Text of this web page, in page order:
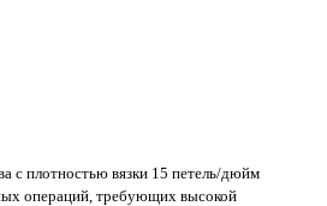
с плотностью вязки 15 петель/дюйм
операций, требующих высокой